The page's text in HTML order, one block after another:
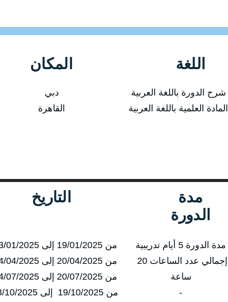
المكان
دبي
القاهرة
اللغة
شرح الدورة باللغة العربية
المادة العلمية باللغة العربية
التاريخ
من 19/01/2025 إلى 23/01/2025
من 20/04/2025 إلى 24/04/2025
من 20/07/2025 إلى 24/07/2025
من 19/10/2025 إلى 23/10/2025
مدة
الدورة
مدة الدورة 5 أيام تدريبية
ساعة
-